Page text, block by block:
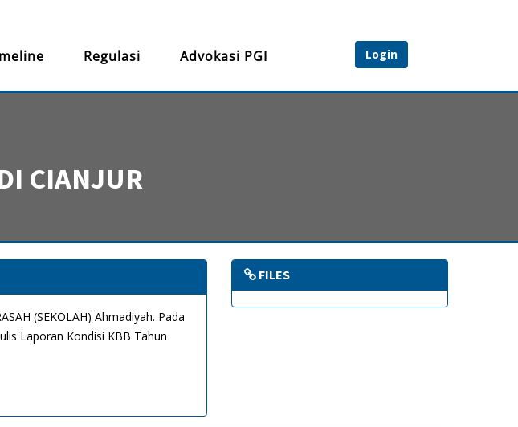
Login
Regulasi Advokasi PGI
CIANJUR
(SEKOLAH) Ahmadiyah. Pada
Laporan Kondisi KBB Tahun
FILES